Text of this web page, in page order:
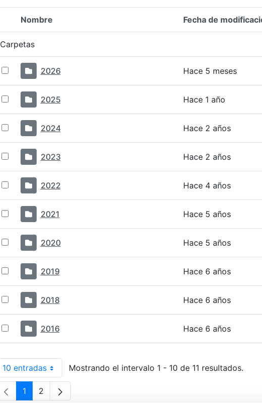
Selección del elemento
Nombre
Fecha de
Carpetas
2026 Hace 5 meses
2025 Hace 1 año
2024 Hace 2 años
2023 Hace 2 años
2022 Hace 4 años
2021 Hace 5 años
2020 Hace 5 años
2019 Hace 6 años
2018 Hace 6 años
2016 Hace 6 años
10 entradasPor páginaMostrando el intervalo 1 - 10 de 11 resultados.
Página
1 Página
2